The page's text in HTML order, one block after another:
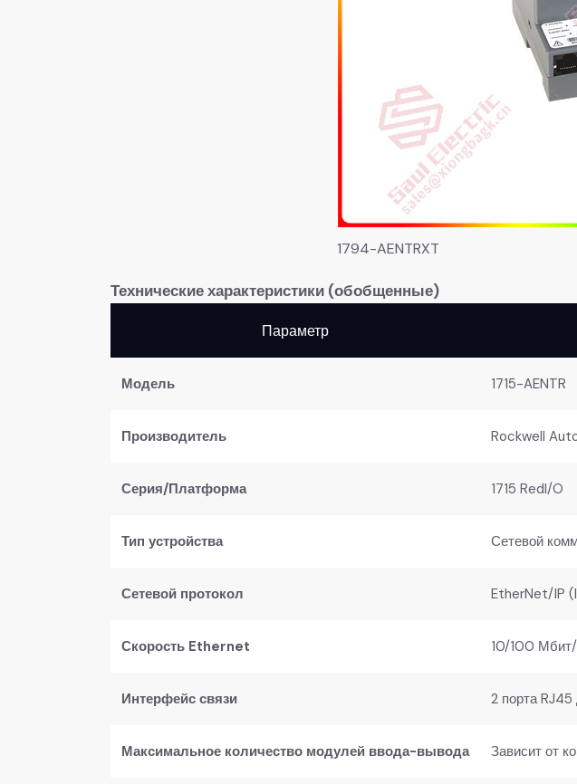
1794-AENTRXT
​Технические характеристики (обобщенные)​
Параметр
​Модель​ 1715-AENTR
​Производитель​ Rockwell
​Серия/Платформа​ 1715 RedI/O
​Тип устройства​ Сетевой
​Сетевой протокол​ EtherNet/IP
​Скорость Ethernet​ 10/100 Мбит/
​Интерфейс связи​ 2 порта
​Максимальное количество модулей ввода-вывода​ Зависит от